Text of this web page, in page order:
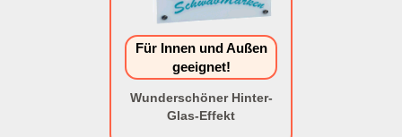
Für Innen und Außen
geeignet!
Wunderschöner Hinter-
Glas-Effekt